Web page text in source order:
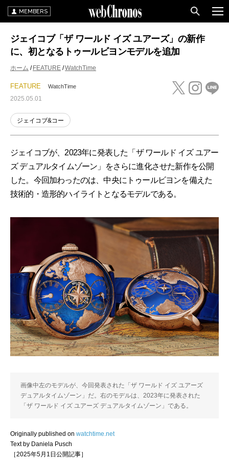
MEMBERS
ジェイコブ「ザ ワールド イズ ユアーズ」の新作
に、初となるトゥールビヨンモデルを追加
ホーム FEATURE WatchTime
FEATURE WatchTime
2025.05.01
ジェイコブ&コー
ジェイコブが、2023年に発表した「ザ ワールド イズ ユアー
ズ デュアルタイムゾーン」をさらに進化させた新作を公開
した。今回加わったのは、中央にトゥールビヨンを備えた
技術的・造形的ハイライトとなるモデルである。
画像中左のモデルが、今回発表された「ザ ワールド イズ ユアーズ
デュアルタイムゾーン」だ。右のモデルは、2023年に発表された
「ザ ワールド イズ ユアーズ デュアルタイムゾーン」である。
Originally published on watchtime.net
Text by Daniela Pusch
［2025年5月1日公開記事］